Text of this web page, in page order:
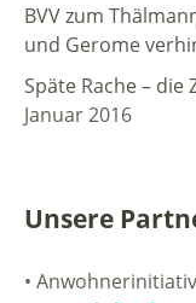
BVV zum
und Gerome
Späte Rache –
Januar 2016
Unsere
•